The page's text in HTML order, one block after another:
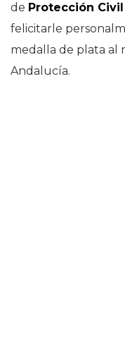
de Protección
felicitarle
medalla de plata al
Andalucía.